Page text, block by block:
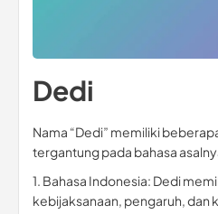
Dedi
Nama “Dedi” memiliki
tergantung pada bahasa
1. Bahasa Indonesia: Dedi
kebijaksanaan, pengaruh, dan